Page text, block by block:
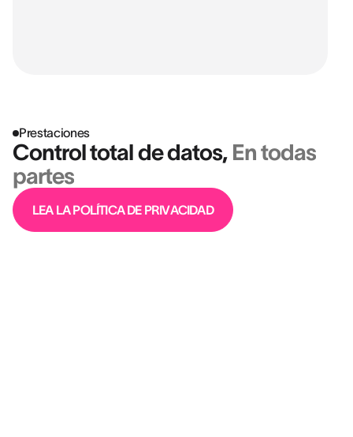
Prestaciones
Control total de datos,En todas
partes
LEA LA POLÍTICA DE PRIVACIDAD